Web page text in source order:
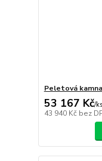
Peletová
53 167 Kč/ks
43 940 Kč bez